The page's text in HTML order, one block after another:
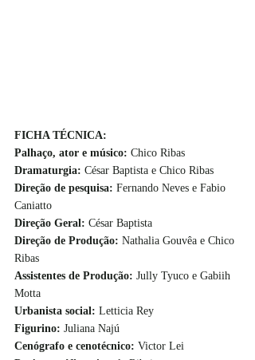
FICHA TÉCNICA:
Palhaço, ator e músico: Chico Ribas
Dramaturgia: César Baptista e Chico Ribas
Direção de pesquisa: Fernando Neves e Fabio
Caniatto
Direção Geral: César Baptista
Direção de Produção: Nathalia Gouvêa e Chico
Ribas
Assistentes de Produção: Jully Tyuco e Gabiih
Motta
Urbanista social: Letticia Rey
Figurino: Juliana Najú
Cenógrafo e cenotécnico: Victor Lei